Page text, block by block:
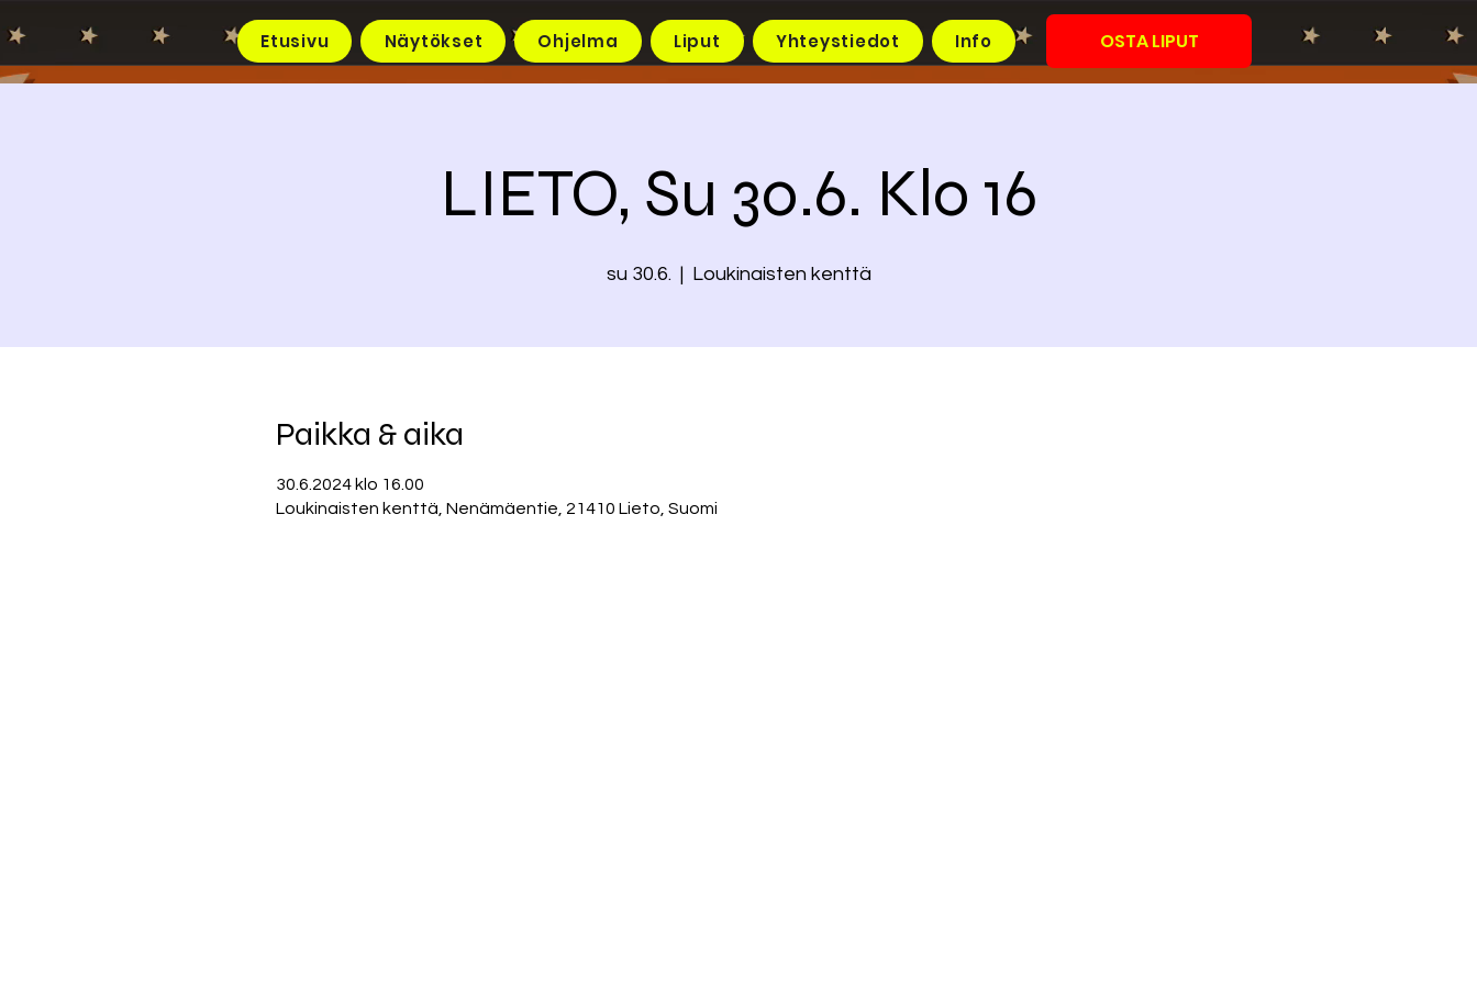
Etusivu Näytökset Ohjelma Liput Yhteystiedot Info OSTA LIPUT
LIETO, Su 30.6. Klo 16
su 30.6.
  |
Loukinaisten kenttä
Paikka & aika
30.6.2024 klo 16.00
Loukinaisten kenttä, Nenämäentie, 21410 Lieto, Suomi